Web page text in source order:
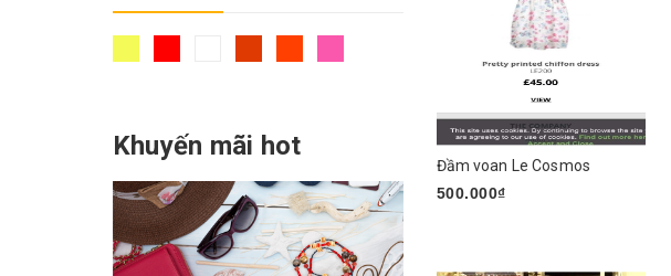
Đầm voan Le Cosmos
500.000₫
Đầm xoè
Khuyến mãi hot